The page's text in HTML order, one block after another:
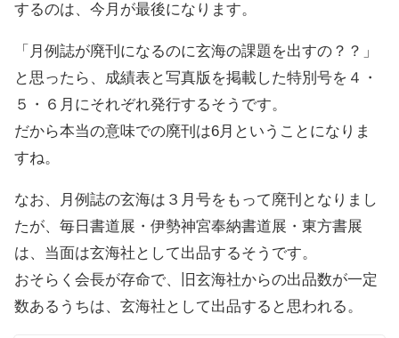
するのは、今月が最後になります。
「月例誌が廃刊になるのに玄海の課題を出すの？？」
と思ったら、成績表と写真版を掲載した特別号を４・
５・６月にそれぞれ発行するそうです。
だから本当の意味での廃刊は6月ということになりま
すね。
なお、月例誌の玄海は３月号をもって廃刊となりまし
たが、毎日書道展・伊勢神宮奉納書道展・東方書展
は、当面は玄海社として出品するそうです。
おそらく会長が存命で、旧玄海社からの出品数が一定
数あるうちは、玄海社として出品すると思われる。